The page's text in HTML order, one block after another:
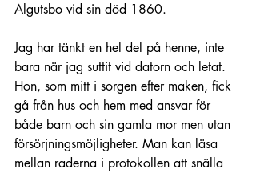
Algutsbo vid sin död 1860.
Jag har tänkt en hel del på henne, inte
bara när jag suttit vid datorn och letat.
Hon, som mitt i sorgen efter maken, fick
gå från hus och hem med ansvar för
både barn och sin gamla mor men utan
försörjningsmöjligheter. Man kan läsa
mellan raderna i protokollen att snälla